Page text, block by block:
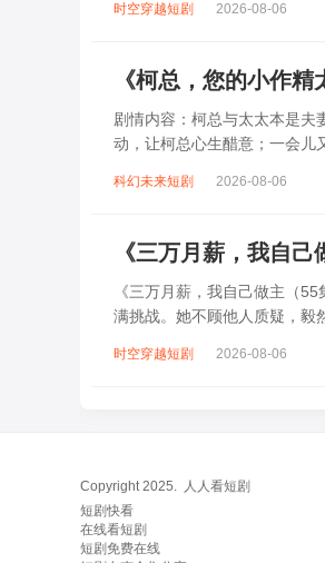
时空穿越短剧 2026-08-06
《柯总，您的小作
剧情内容：柯总与太太本是夫
动，让柯总心生醋意；一会儿
科幻未来短剧 2026-08-06
《三万月薪，我自
《三万月薪，我自己做主（
满挑战。她不顾他人质疑，毅
时空穿越短剧 2026-08-06
Copyright 2025. 人人看短剧
短剧快看
在线看短剧
短剧免费在线